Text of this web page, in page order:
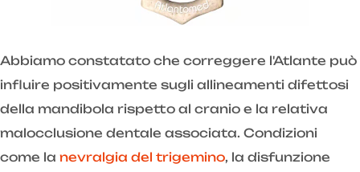
Abbiamo constatato che correggere l'Atlante può
influire positivamente sugli allineamenti difettosi
della mandibola rispetto al cranio e la relativa
malocclusione dentale associata. Condizioni
come la nevralgia del trigemino, la disfunzione